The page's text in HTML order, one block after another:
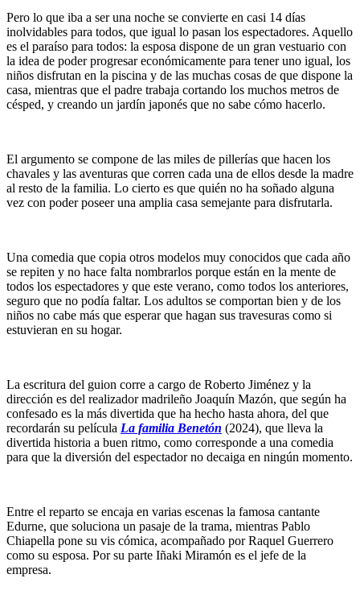
Pero lo que iba a ser una noche se convierte en casi 14 días
inolvidables para todos, que igual lo pasan los espectadores. Aquello
es el paraíso para todos: la esposa dispone de un gran vestuario con
la idea de poder progresar económicamente para tener uno igual, los
niños disfrutan en la piscina y de las muchas cosas de que dispone la
casa, mientras que el padre trabaja cortando los muchos metros de
césped, y creando un jardín japonés que no sabe cómo hacerlo.
El argumento se compone de las miles de pillerías que hacen los
chavales y las aventuras que corren cada una de ellos desde la madre
al resto de la familia. Lo cierto es que quién no ha soñado alguna
vez con poder poseer una amplia casa semejante para disfrutarla.
Una comedia que copia otros modelos muy conocidos que cada año
se repiten y no hace falta nombrarlos porque están en la mente de
todos los espectadores y que este verano, como todos los anteriores,
seguro que no podía faltar. Los adultos se comportan bien y de los
niños no cabe más que esperar que hagan sus travesuras como si
estuvieran en su hogar.
La escritura del guion corre a cargo de Roberto Jiménez y la
dirección es del realizador madrileño Joaquín Mazón, que según ha
confesado es la más divertida que ha hecho hasta ahora, del que
recordarán su película La familia Benetón (2024), que lleva la
divertida historia a buen ritmo, como corresponde a una comedia
para que la diversión del espectador no decaiga en ningún momento.
Entre el reparto se encaja en varias escenas la famosa cantante
Edurne, que soluciona un pasaje de la trama, mientras Pablo
Chiapella pone su vis cómica, acompañado por Raquel Guerrero
como su esposa. Por su parte Iñaki Miramón es el jefe de la
empresa.